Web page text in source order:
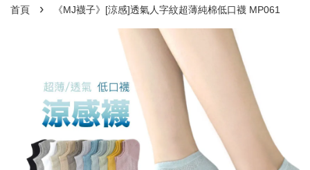
首頁 › 《MJ襪子》[涼感]透氣人字紋超薄純棉低口襪 MP061